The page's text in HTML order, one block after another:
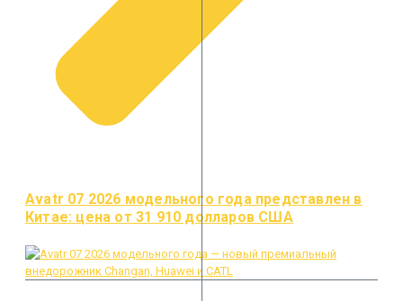
Avatr 07 2026 модельного года представлен в
Китае: цена от 31 910 долларов США